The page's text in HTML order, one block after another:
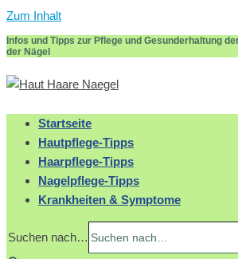
Zum Inhalt
Infos und Tipps zur Pflege und Gesunderhaltung
der Nägel
Startseite
Hautpflege-Tipps
Haarpflege-Tipps
Nagelpflege-Tipps
Krankheiten & Symptome
Suchen nach…